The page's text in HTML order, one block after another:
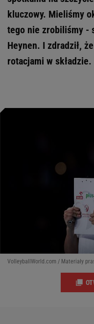
kluczowy. Mieliśmy
tego nie zrobiliśmy -
Heynen. I zdradził,
rotacjami w składzie.
VolleyballWorld.com / Materiały